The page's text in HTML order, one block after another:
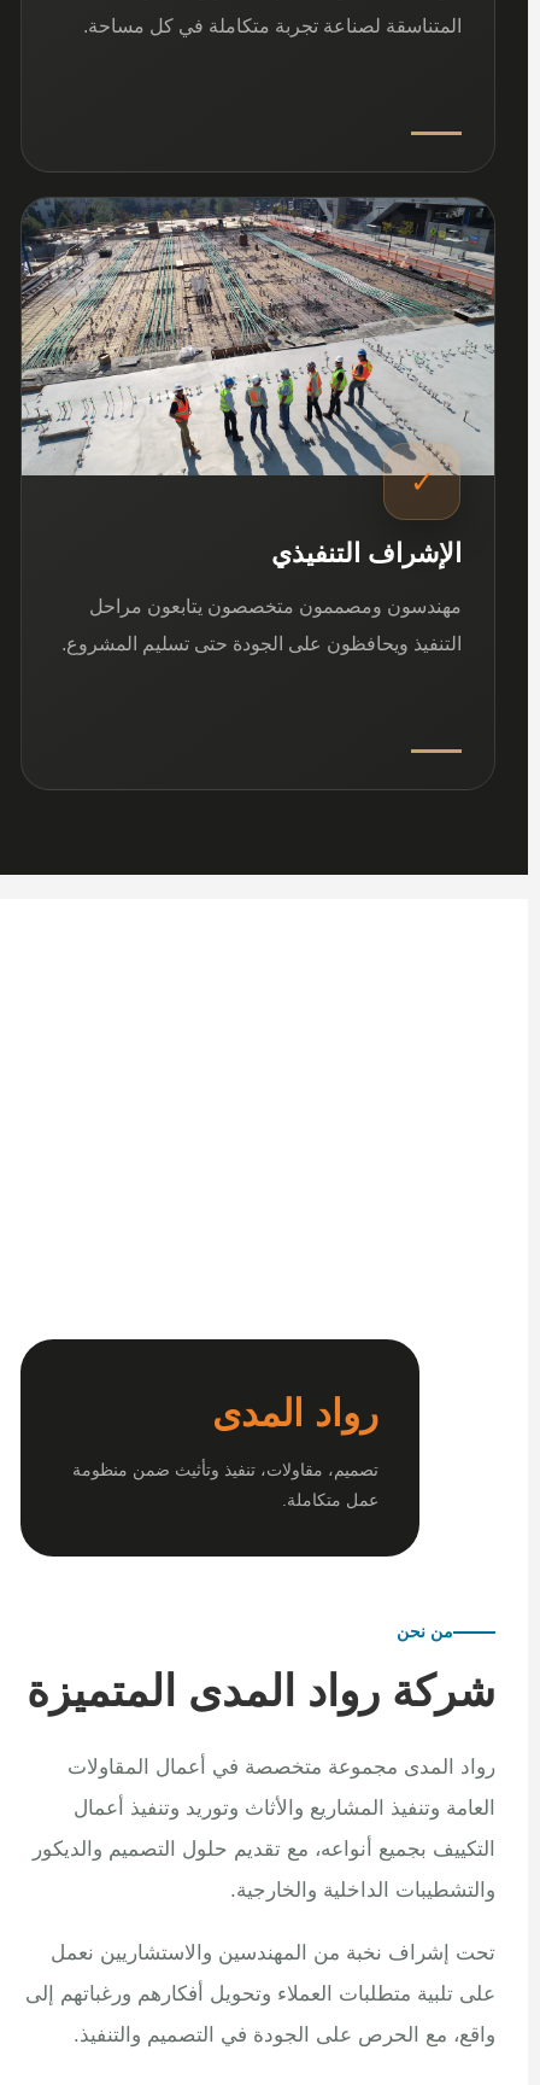
المتناسقة لصناعة تجربة متكاملة في كل مساحة.
03
✓
الإشراف التنفيذي
مهندسون ومصممون متخصصون يتابعون مراحل
التنفيذ ويحافظون على الجودة حتى تسليم المشروع.
رواد المدى
تصميم، مقاولات، تنفيذ وتأثيث ضمن منظومة
عمل متكاملة.
من نحن
شركة رواد المدى المتميزة
رواد المدى مجموعة متخصصة في أعمال المقاولات
العامة وتنفيذ المشاريع والأثاث وتوريد وتنفيذ أعمال
التكييف بجميع أنواعه، مع تقديم حلول التصميم والديكور
والتشطيبات الداخلية والخارجية.
تحت إشراف نخبة من المهندسين والاستشاريين نعمل
على تلبية متطلبات العملاء وتحويل أفكارهم ورغباتهم إلى
واقع، مع الحرص على الجودة في التصميم والتنفيذ.